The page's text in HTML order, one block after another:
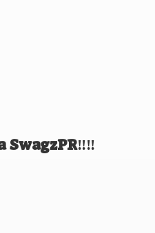
SwagzPR‼️‼️